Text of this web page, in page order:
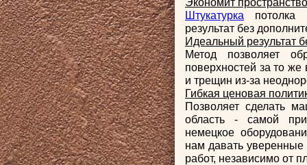
Штукатурка потолка
результат без
Идеальный результат
Метод позволяет
поверхностей за то
и трещин из-за
Гибкая ценовая
Позволяет сделать
область - самой
немецкое
нам давать уверенные
работ, независимо от